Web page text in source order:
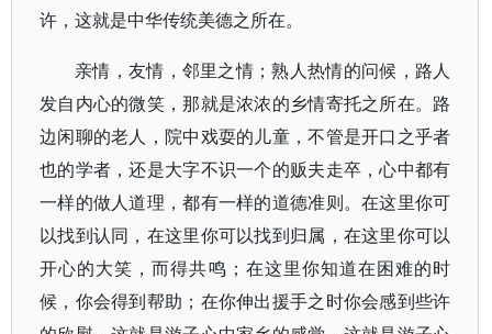
许，这就是中华传统美德之所在。
亲情，友情，邻里之情；熟人热情的问候，路人
发自内心的微笑，那就是浓浓的乡情寄托之所在。路
边闲聊的老人，院中戏耍的儿童，不管是开口之乎者
也的学者，还是大字不识一个的贩夫走卒，心中都有
一样的做人道理，都有一样的道德准则。在这里你可
以找到认同，在这里你可以找到归属，在这里你可以
开心的大笑，而得共鸣；在这里你知道在困难的时
候，你会得到帮助；在你伸出援手之时你会感到些许